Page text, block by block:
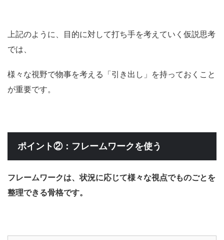
上記のように、目的に対して打ち手を考えていく仮説思考
では、
様々な視野で物事を考える「引き出し」を持っておくこと
が重要です。
ポイント②：フレームワークを使う
フレームワークは、状況に応じて様々な視点でものごとを
整理できる骨格です。